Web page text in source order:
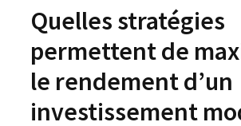
Quelles stratégies
permettent de
le rendement d’un
investissement